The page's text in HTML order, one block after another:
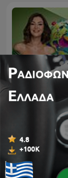
Στον κόσμο
με τη Μαρία